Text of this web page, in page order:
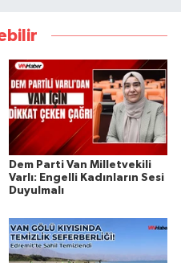
Dem Parti Van Milletvekili
Varlı: Engelli Kadınların Sesi
Duyulmalı